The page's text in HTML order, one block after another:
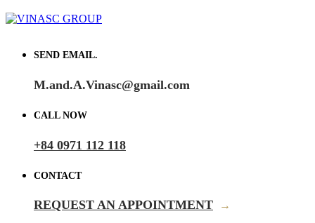
SEND EMAIL.
M.and.A.Vinasc@gmail.com
CALL NOW
+84 0971 112 118
CONTACT
REQUEST AN APPOINTMENT →